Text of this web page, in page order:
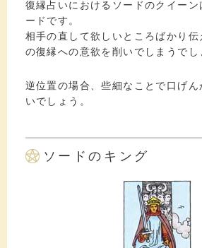
復縁占いにおけるソードのクイーン
ードです。
相手の直して欲しいところばかり
の復縁への意欲を削いでしまうでし
逆位置の場合、些細なことで口げん
いでしょう。
ソードのキング